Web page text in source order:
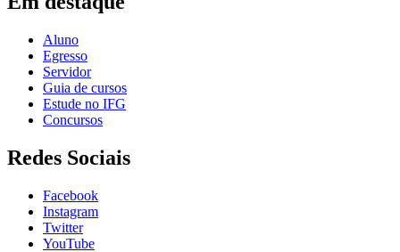
Aluno
Egresso
Servidor
Guia de cursos
Estude no IFG
Concursos
Redes Sociais
Facebook
Instagram
Twitter
YouTube